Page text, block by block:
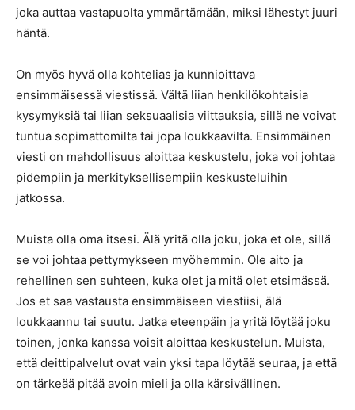
joka auttaa vastapuolta ymmärtämään, miksi lähestyt juuri
häntä.
On myös hyvä olla kohtelias ja kunnioittava
ensimmäisessä viestissä. Vältä liian henkilökohtaisia
kysymyksiä tai liian seksuaalisia viittauksia, sillä ne voivat
tuntua sopimattomilta tai jopa loukkaavilta. Ensimmäinen
viesti on mahdollisuus aloittaa keskustelu, joka voi johtaa
pidempiin ja merkityksellisempiin keskusteluihin
jatkossa.
Muista olla oma itsesi. Älä yritä olla joku, joka et ole, sillä
se voi johtaa pettymykseen myöhemmin. Ole aito ja
rehellinen sen suhteen, kuka olet ja mitä olet etsimässä.
Jos et saa vastausta ensimmäiseen viestiisi, älä
loukkaannu tai suutu. Jatka eteenpäin ja yritä löytää joku
toinen, jonka kanssa voisit aloittaa keskustelun. Muista,
että deittipalvelut ovat vain yksi tapa löytää seuraa, ja että
on tärkeää pitää avoin mieli ja olla kärsivällinen.